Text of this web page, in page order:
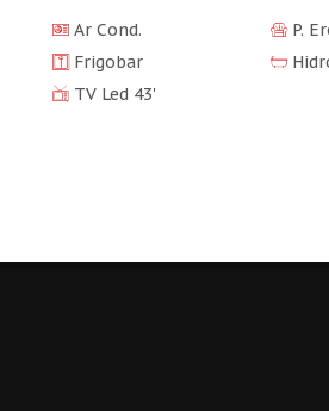
Ar Cond.
P.
Frigobar
TV Led 43'